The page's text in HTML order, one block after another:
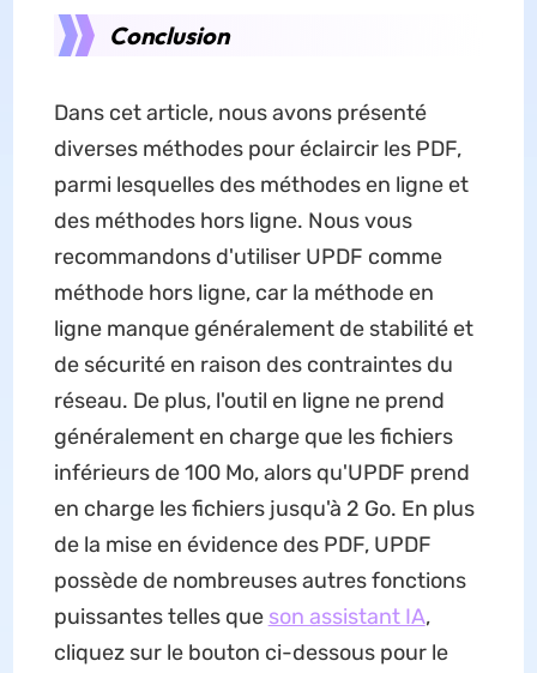
Conclusion
Dans cet article, nous avons présenté
diverses méthodes pour éclaircir les PDF,
parmi lesquelles des méthodes en ligne et
des méthodes hors ligne. Nous vous
recommandons d'utiliser UPDF comme
méthode hors ligne, car la méthode en
ligne manque généralement de stabilité et
de sécurité en raison des contraintes du
réseau. De plus, l'outil en ligne ne prend
généralement en charge que les fichiers
inférieurs de 100 Mo, alors qu'UPDF prend
en charge les fichiers jusqu'à 2 Go. En plus
de la mise en évidence des PDF, UPDF
possède de nombreuses autres fonctions
puissantes telles que son assistant IA,
cliquez sur le bouton ci-dessous pour le